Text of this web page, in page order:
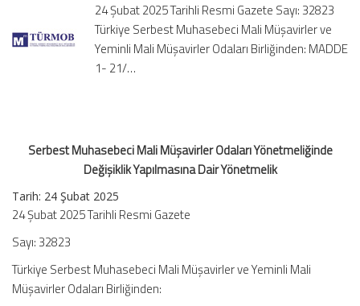
Değişiklik
Yapılmasına
Dair
Yönetmelik
24 Şubat 2025 Tarihli Resmi Gazete Sayı: 32823
Türkiye Serbest Muhasebeci Mali Müşavirler ve
Yeminli Mali Müşavirler Odaları Birliğinden: MADDE
1- 21/…
Serbest Muhasebeci Mali Müşavirler Odaları Yönetmeliğinde
Değişiklik Yapılmasına Dair Yönetmelik
Tarih: 24 Şubat 2025
24 Şubat 2025 Tarihli Resmi Gazete
Sayı: 32823
Türkiye Serbest Muhasebeci Mali Müşavirler ve Yeminli Mali
Müşavirler Odaları Birliğinden: